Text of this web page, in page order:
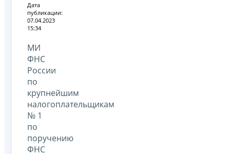
Дата
публикации:
07.04.2023
15:34
МИ
ФНС
России
по
крупнейшим
налогоплательщикам
№ 1
по
поручению
ФНС